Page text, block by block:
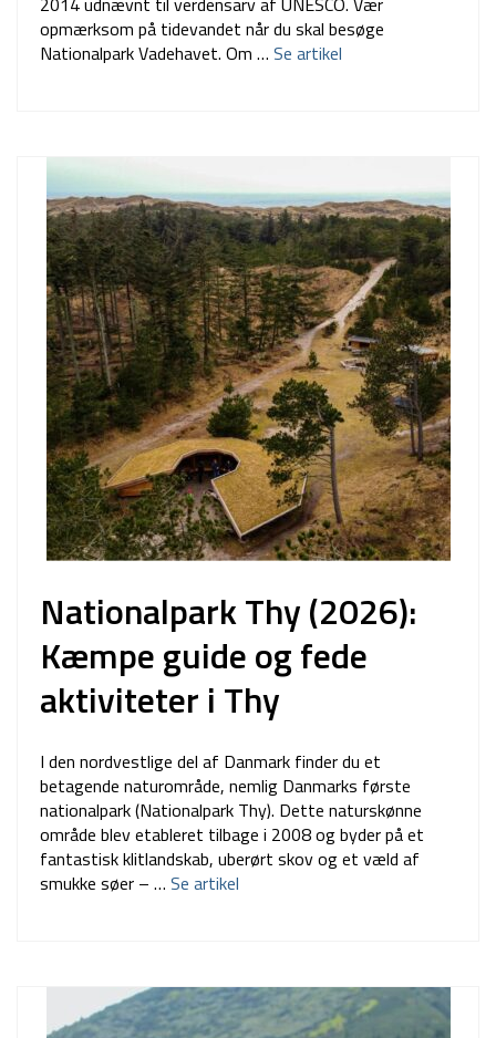
opmærksom på tidevandet når du skal besøge
Nationalpark Vadehavet. Om … Se artikel
Nationalpark Thy (2026):
Kæmpe guide og fede
aktiviteter i Thy
I den nordvestlige del af Danmark finder du et
betagende naturområde, nemlig Danmarks første
nationalpark (Nationalpark Thy). Dette naturskønne
område blev etableret tilbage i 2008 og byder på et
fantastisk klitlandskab, uberørt skov og et væld af
smukke søer – … Se artikel